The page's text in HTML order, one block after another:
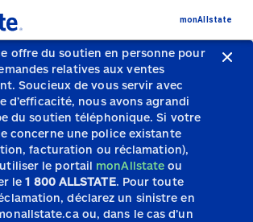
offre du soutien en personne pour
relatives aux ventes
Soucieux de vous servir avec
d’efficacité, nous avons agrandi
du soutien téléphonique.Si votre
concerne une police existante
facturation ou réclamation),
le portail monAllstate ou
le1 800 ALLSTATE. Pour toute
déclarez un sinistre en
ou, dans le cas d’un
monAllstate